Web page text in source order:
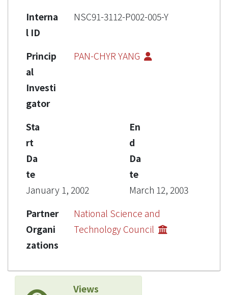
Interna
l ID
NSC91-3112-P002-005-Y
Princip
al
Investi
gator
PAN-CHYR YANG
Sta
rt
Da
te
January 1, 2002
En
d
Da
te
March 12, 2003
Partner
Organi
zations
National Science and
Technology Council
Views